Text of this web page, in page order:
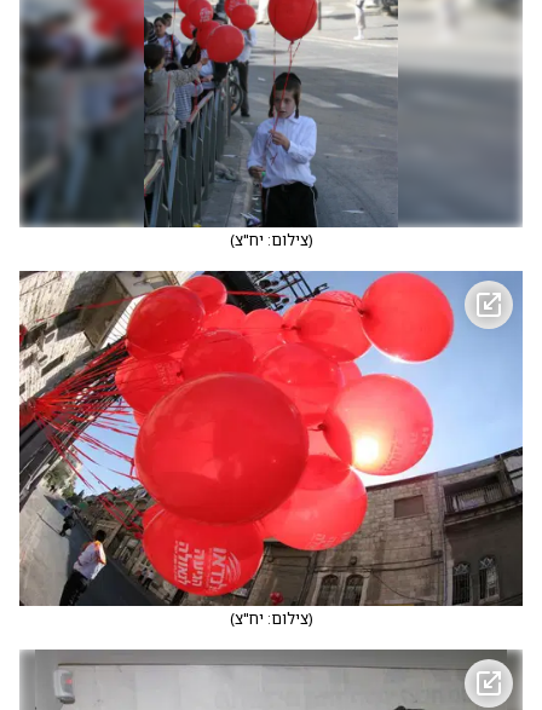
(צילום: יח"צ)
(צילום: יח"צ)